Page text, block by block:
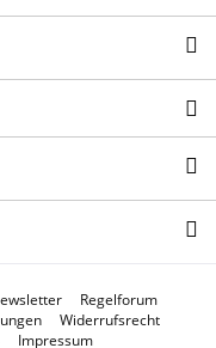
Regelforum
Widerrufsrecht
Impressum